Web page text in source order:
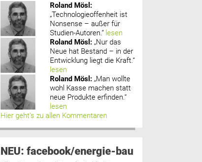
Roland Mösl :
„Technologieoffenheit ist
Nonsense – außer für
Studien-Autoren.“ lesen
Roland Mösl : „Nur das
Neue hat Bestand – in der
Entwicklung liegt die Kraft.“
lesen
Roland Mösl : „Man wollte
wohl Kasse machen statt
neue Produkte erfinden.“
lesen
Hier geht’s zu allen Kommentaren
NEU: facebook/energie-bau